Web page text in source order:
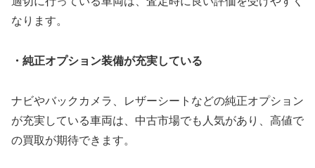
なります。
・純正オプション装備が充実している
ナビやバックカメラ、レザーシートなどの純正オプション
が充実している車両は、中古市場でも人気があり、高値で
の買取が期待できます。